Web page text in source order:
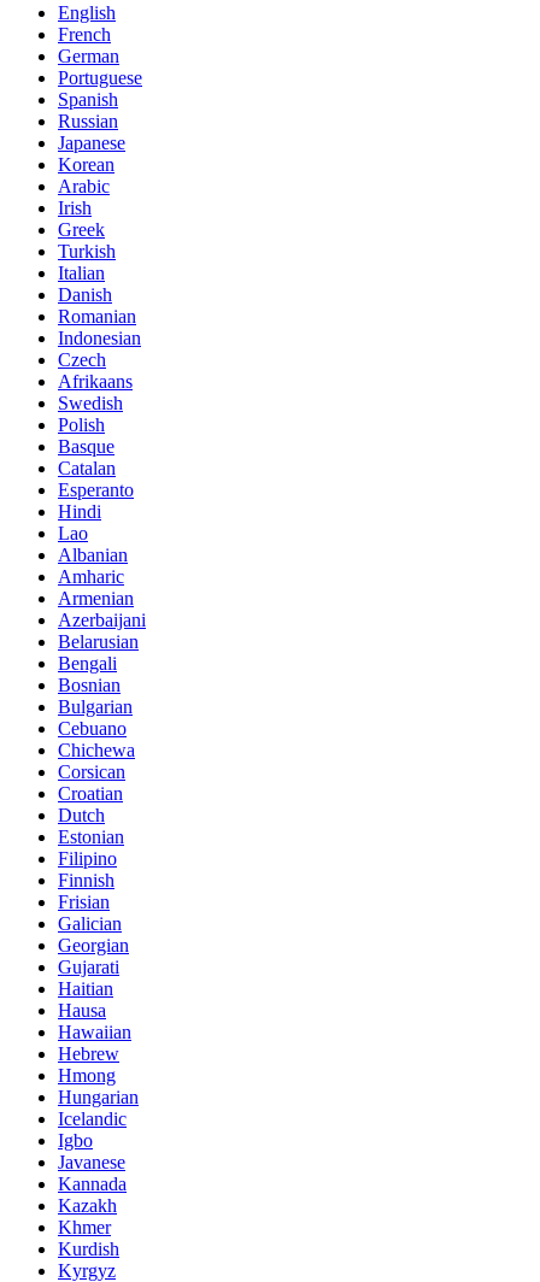
English
French
German
Portuguese
Spanish
Russian
Japanese
Korean
Arabic
Irish
Greek
Turkish
Italian
Danish
Romanian
Indonesian
Czech
Afrikaans
Swedish
Polish
Basque
Catalan
Esperanto
Hindi
Lao
Albanian
Amharic
Armenian
Azerbaijani
Belarusian
Bengali
Bosnian
Bulgarian
Cebuano
Chichewa
Corsican
Croatian
Dutch
Estonian
Filipino
Finnish
Frisian
Galician
Georgian
Gujarati
Haitian
Hausa
Hawaiian
Hebrew
Hmong
Hungarian
Icelandic
Igbo
Javanese
Kannada
Kazakh
Khmer
Kurdish
Kyrgyz